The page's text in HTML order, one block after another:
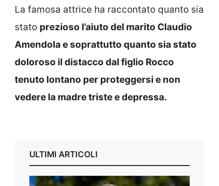
La famosa attrice ha raccontato quanto sia
stato prezioso l’aiuto del marito Claudio
Amendola e soprattutto quanto sia stato
doloroso il distacco dal figlio Rocco
tenuto lontano per proteggersi e non
vedere la madre triste e depressa.
ULTIMI ARTICOLI